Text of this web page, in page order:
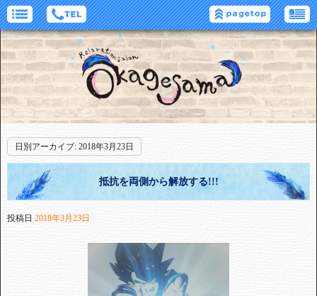
日別アーカイブ: 2018年3月23日
抵抗を両側から解放する!!!
投稿日 2018年3月23日